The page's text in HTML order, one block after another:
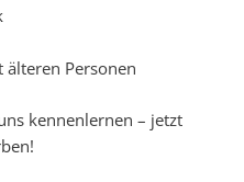
älteren Personen
kennenlernen – jetzt